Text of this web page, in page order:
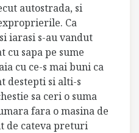
autostrada, si
Ca
iarasi s-au vandut
cu sapa pe sume
cu ce-s mai buni ca
destepti si alti-s
sa ceri o suma
fara o masina de
de cateva preturi